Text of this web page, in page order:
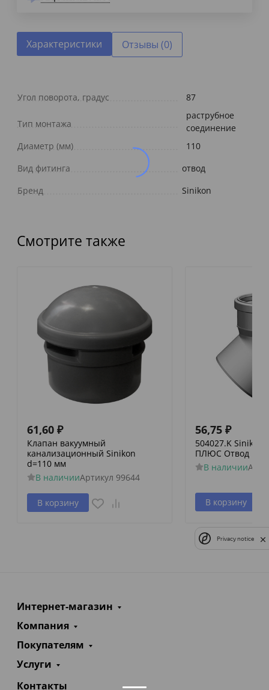
Характеристики Отзывы (0)
Угол поворота, градус 87
Тип монтажа
раструбное
соединение
Диаметр (мм)
110
Вид фитинга
отвод
Бренд
Sinikon
Смотрите также
61,60 ₽
Клапан вакуумный
канализационный Sinikon
d=110 мм
В наличииАртикул 99644
В корзину
56,75 ₽
504027.K
ПЛЮС Отвод D
В наличии
В корзину
Интернет-магазин
Компания
Покупателям
Услуги
Контакты
Privacy notice